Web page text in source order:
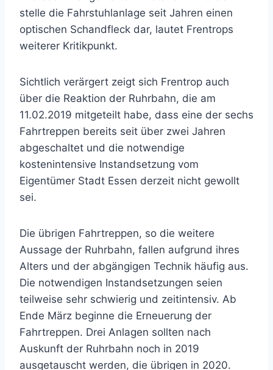
stelle die Fahrstuhlanlage seit Jahren einen
optischen Schandfleck dar, lautet Frentrops
weiterer Kritikpunkt.
Sichtlich verärgert zeigt sich Frentrop auch
über die Reaktion der Ruhrbahn, die am
11.02.2019 mitgeteilt habe, dass eine der sechs
Fahrtreppen bereits seit über zwei Jahren
abgeschaltet und die notwendige
kostenintensive Instandsetzung vom
Eigentümer Stadt Essen derzeit nicht gewollt
sei.
Die übrigen Fahrtreppen, so die weitere
Aussage der Ruhrbahn, fallen aufgrund ihres
Alters und der abgängigen Technik häufig aus.
Die notwendigen Instandsetzungen seien
teilweise sehr schwierig und zeitintensiv. Ab
Ende März beginne die Erneuerung der
Fahrtreppen. Drei Anlagen sollten nach
Auskunft der Ruhrbahn noch in 2019
ausgetauscht werden, die übrigen in 2020.